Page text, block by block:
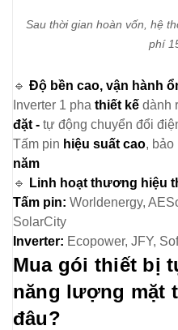
Sau thời gian hoàn vốn, hệ
phí
🔹 Độ bền cao, vận hành
Inverter 1 pha thiết kế dành
đặt - tự động chuyển đổi
Tấm pin hiệu suất cao, bảo
năm
🔹
Linh hoạt thương hiệu
Tấm pin: Worldenergy,
SolarCity
Inverter: Ecopower, JFY,
Mua gói thiết bị
năng lượng mặt
đâu?